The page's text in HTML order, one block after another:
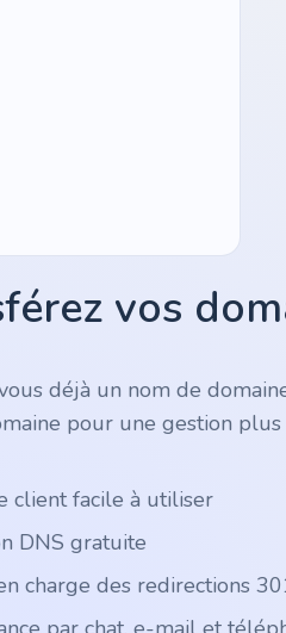
vos
déjà un nom de
pour une gestion
client facile à utiliser
DNS gratuite
charge des redirections